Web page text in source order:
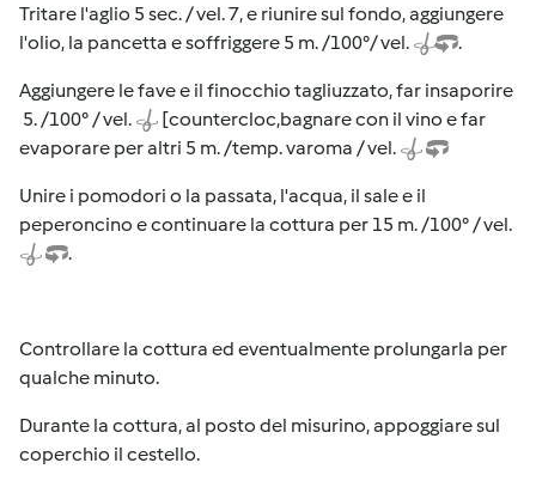
Tritare l'aglio 5 sec. / vel. 7, e riunire sul fondo, aggiungere
l'olio, la pancetta e soffriggere 5 m. /100°/ vel.
.
Aggiungere le fave e il finocchio tagliuzzato, far insaporire
5. /100° / vel.
[countercloc,bagnare con il vino e far
evaporare per altri 5 m. /temp. varoma / vel.
Unire i pomodori o la passata, l'acqua, il sale e il
peperoncino e continuare la cottura per 15 m. /100° / vel.
.
Controllare la cottura ed eventualmente prolungarla per
qualche minuto.
Durante la cottura, al posto del misurino, appoggiare sul
coperchio il cestello.